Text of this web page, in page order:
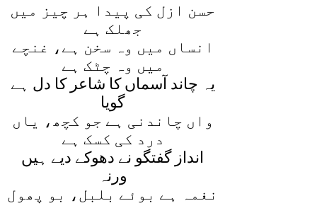
حسن ازل کی پيدا ہر چيز ميں
جھلک ہے
انساں ميں وہ سخن ہے، غنچے
ميں وہ چٹک ہے
يہ چاند آسماں کا شاعر کا دل ہے
گويا
واں چاندنی ہے جو کچھ، ياں
درد کی کسک ہے
انداز گفتگو نے دھوکے ديے ہيں
ورنہ
نغمہ ہے بوئے بلبل، بو پھول